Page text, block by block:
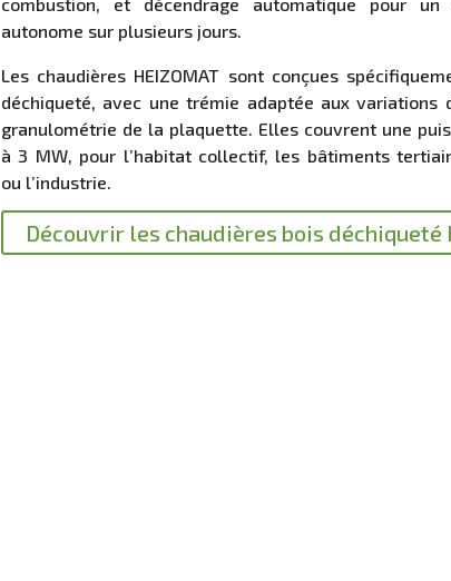
autonome sur plusieurs jours.
Les chaudières HEIZOMAT sont conçues
déchiqueté, avec une trémie adaptée aux variations
granulométrie de la plaquette. Elles couvrent une
à 3 MW, pour l’habitat collectif, les bâtiments
ou l’industrie.
Découvrir les chaudières bois déchiqueté